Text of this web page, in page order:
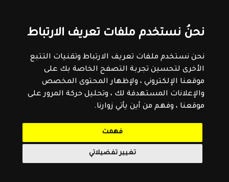
نحنُ نستخدم ملفات تعريف الارتباط
نحن نستخدم ملفات تعريف الارتباط وتقنيات التتبع
الأخرى لتحسين تجربة التصفح الخاصة بك على
موقعنا الإلكتروني ، ولإظهار المحتوى المخصص
والإعلانات المستهدفة لك ، وتحليل حركة المرور على
موقعنا ، وفهم من أين يأتي زوارنا.
فهمت
تغيير تفضيلاتي